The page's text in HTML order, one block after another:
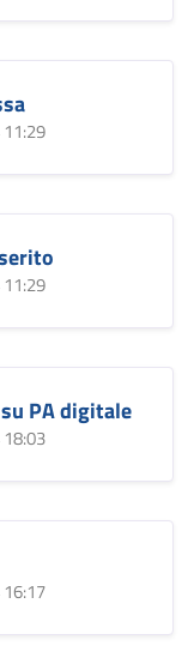
PA digitale